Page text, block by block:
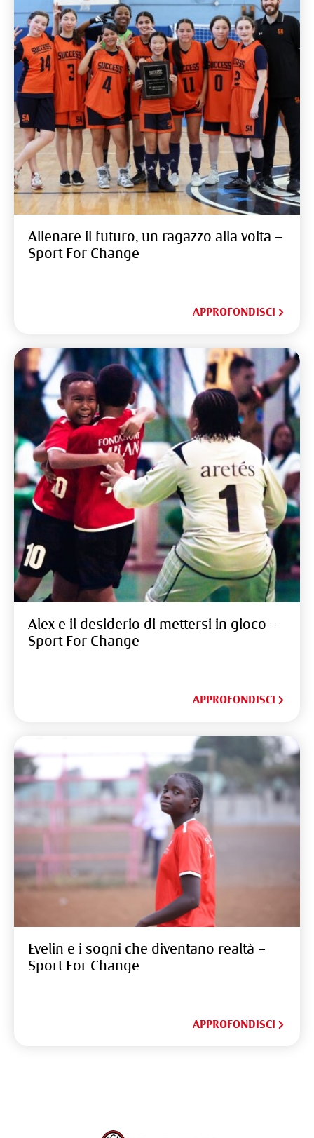
Allenare il futuro, un ragazzo alla volta –
Sport For Change
APPROFONDISCI
Alex e il desiderio di mettersi in gioco –
Sport For Change
APPROFONDISCI
Evelin e i sogni che diventano realtà –
Sport For Change
APPROFONDISCI